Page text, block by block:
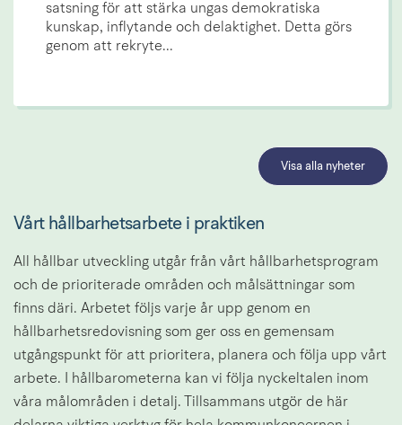
satsning för att stärka ungas demokratiska
kunskap, inflytande och delaktighet. Detta görs
genom att rekryte...
Visa alla nyheter
Vårt hållbarhetsarbete i praktiken
All hållbar utveckling utgår från vårt hållbarhetsprogram
och de prioriterade områden och målsättningar som
finns däri. Arbetet följs varje år upp genom en
hållbarhetsredovisning som ger oss en gemensam
utgångspunkt för att prioritera, planera och följa upp vårt
arbete. I hållbarometerna kan vi följa nyckeltalen inom
våra målområden i detalj. Tillsammans utgör de här